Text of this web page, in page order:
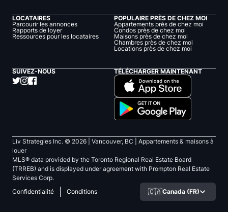
LOCATAIRES
Parcourir les annonces
Rapports de loyer
Ressources pour les locataires
POPULAIRE PRÈS DE CHEZ MOI
Appartements près de chez moi
Condos près de chez moi
Maisons près de chez moi
Chambres près de chez moi
Locations près de chez moi
SUIVEZ-NOUS TÉLÉCHARGER MAINTENANT
Liv Strategies Inc. © 2026 | Vancouver, BC |
Appartements & maisons à
louer
MLS® data provided by the Toronto Regional Real Estate Board
(TRREB) and is displayed under agreement with Prompton Real Estate
Services Corp.
Confidentialité
Conditions 🇨🇦Canada (FR)